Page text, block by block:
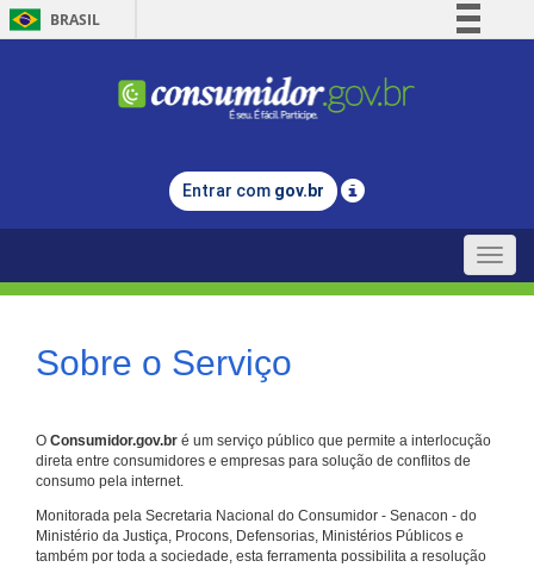
BRASIL
Comunica BR
Legislação
Entrar com gov.br
Toggle
Sobre o Serviço
O Consumidor.gov.br é um serviço público que permite a interlocução
direta entre consumidores e empresas para solução de conflitos de
consumo pela internet.
Monitorada pela Secretaria Nacional do Consumidor - Senacon - do
Ministério da Justiça, Procons, Defensorias, Ministérios Públicos e
também por toda a sociedade, esta ferramenta possibilita a resolução